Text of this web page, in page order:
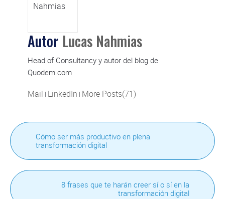
Autor Lucas Nahmias
Head of Consultancy y autor del blog de
Quodem.com
Mail | LinkedIn | More Posts(71)
Cómo ser más productivo en plena
transformación digital
8 frases que te harán creer sí o sí en la
transformación digital